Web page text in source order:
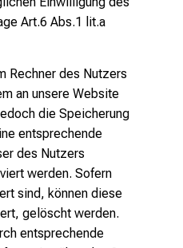
Art.6 Abs.1 lit.a
Rechner des Nutzers
an unsere Website
die Speicherung
entsprechende
des Nutzers
werden. Sofern
sind, können diese
gelöscht werden.
entsprechende